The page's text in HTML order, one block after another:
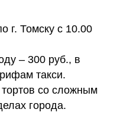
г. Томску с 10.00
– 300 руб., в
такси.
тортов со сложным
города.